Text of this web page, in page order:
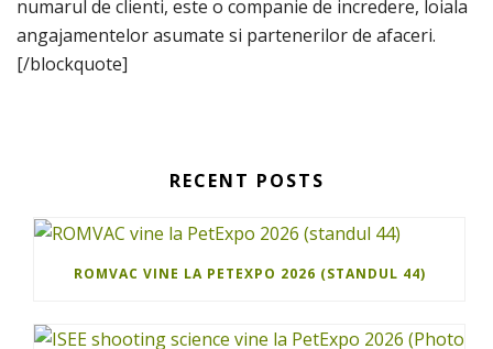
numarul de clienti, este o companie de incredere, loiala
angajamentelor asumate si partenerilor de afaceri.
[/blockquote]
RECENT POSTS
ROMVAC VINE LA PETEXPO 2026 (STANDUL 44)